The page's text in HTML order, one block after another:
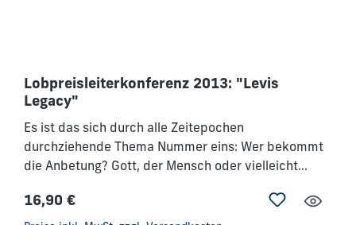
Lobpreisleiterkonferenz 2013: "Levis
Legacy"
Es ist das sich durch alle Zeitepochen
durchziehende Thema Nummer eins: Wer bekommt
die Anbetung? Gott, der Mensch oder vielleicht
steht sie zu! Lobpreis und Anbetung sind zeitlos. Die
Regulärer Preis:
16,90 €